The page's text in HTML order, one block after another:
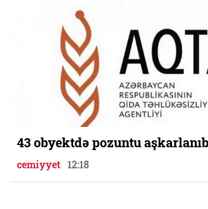
43 obyektdə pozuntu
cemiyyet 12:18